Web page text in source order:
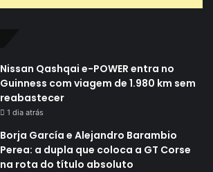
Nissan Qashqai e-POWER entra no
Guinness com viagem de 1.980 km sem
reabastecer
1 dia atrás
Borja García e Alejandro Barambio
Perea: a dupla que coloca a GT Corse
na rota do título absoluto